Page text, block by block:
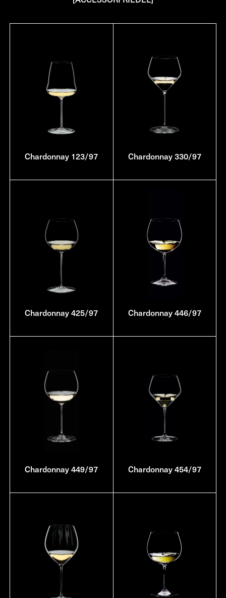
Chardonnay 123/97 Chardonnay 330/97
Chardonnay 425/97 Chardonnay 446/97
Chardonnay 449/97 Chardonnay 454/97